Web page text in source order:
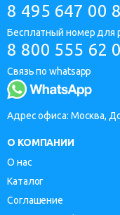
8 495 647 00
Бесплатный номер для
8 800 555 62
Связь по whatsapp
Адрес офиса: Москва,
О КОМПАНИИ
О нас
Каталог
Соглашение